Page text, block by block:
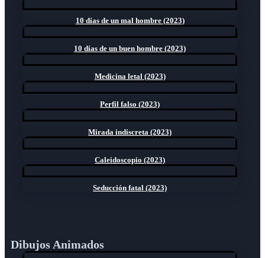
10 días de un mal hombre (2023)
10 días de un buen hombre (2023)
Medicina letal (2023)
Perfil falso (2023)
Mirada indiscreta (2023)
Caleidoscopio (2023)
Seducción fatal (2023)
Dibujos Animados